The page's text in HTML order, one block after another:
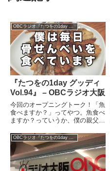
『たつをの1day グッディ
Vol.94』 – OBCラジオ大阪
今回のオープニングトーク！「魚
食べますか？」ってやつ。魚食べ
ますか？っていうか、僕の親父の
秋の太刀魚のシーズンは必ず、今
でも釣りブームが到来します。太
刀魚が一番好きなんですが、それ
以外は、イワシとかアジを釣り
に...
OBCラジオ『たつをの1day グッディ』